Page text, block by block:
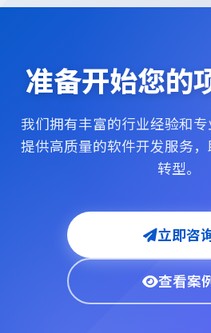
准备开始您的
我们拥有丰富的行业经验和
提供高质量的软件开发服务
转型。
立即咨
查看案